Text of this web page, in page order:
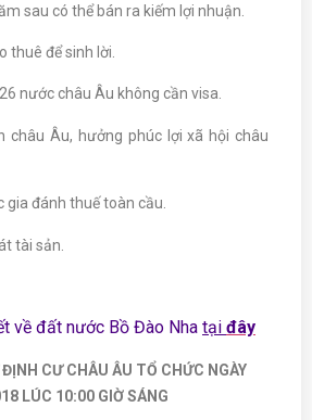
sau có thể bán ra kiếm lợi nhuận.
thuê để sinh lời.
nước châu Âu không cần visa.
châu Âu, hưởng phúc lợi xã hội châu
gia đánh thuế toàn cầu.
tài sản.
về đất nước Bồ Đào Nha tại đây
CƯ CHÂU ÂU TỔ CHỨC NGÀY
LÚC 10:00 GIỜ SÁNG